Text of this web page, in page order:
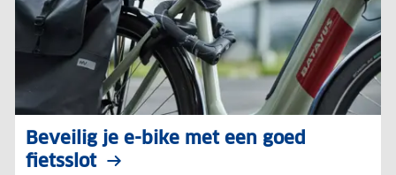
Beveilig je e-bike met een goed
fietsslot